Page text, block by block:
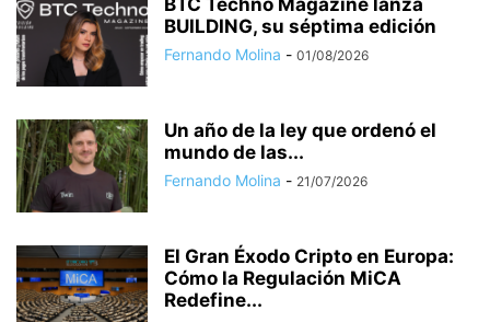
BUILDING, su séptima edición
Fernando Molina - 01/08/2026
Un año de la ley que ordenó el
mundo de las...
Fernando Molina - 21/07/2026
El Gran Éxodo Cripto en Europa:
Cómo la Regulación MiCA
Redefine...